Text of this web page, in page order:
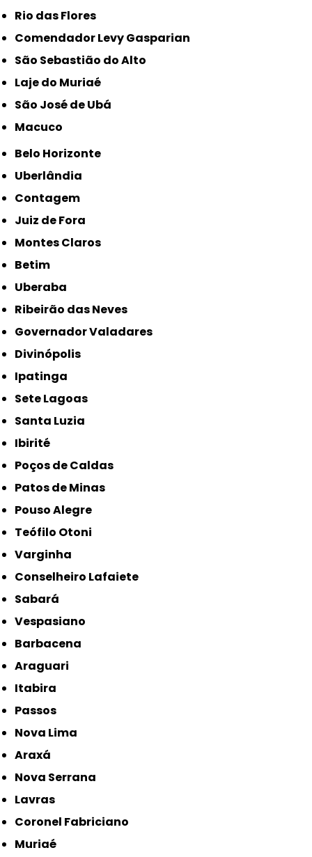
Rio das Flores
Comendador Levy Gasparian
São Sebastião do Alto
Laje do Muriaé
São José de Ubá
Macuco
Belo Horizonte
Uberlândia
Contagem
Juiz de Fora
Montes Claros
Betim
Uberaba
Ribeirão das Neves
Governador Valadares
Divinópolis
Ipatinga
Sete Lagoas
Santa Luzia
Ibirité
Poços de Caldas
Patos de Minas
Pouso Alegre
Teófilo Otoni
Varginha
Conselheiro Lafaiete
Sabará
Vespasiano
Barbacena
Araguari
Itabira
Passos
Nova Lima
Araxá
Nova Serrana
Lavras
Coronel Fabriciano
Muriaé